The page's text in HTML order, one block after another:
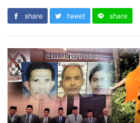
share tweet share